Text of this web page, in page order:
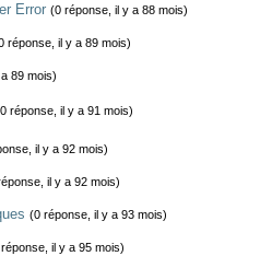
Error (0 réponse, il y a 88 mois)
réponse, il y a 89 mois)
89 mois)
réponse, il y a 91 mois)
il y a 92 mois)
il y a 92 mois)
(0 réponse, il y a 93 mois)
il y a 95 mois)